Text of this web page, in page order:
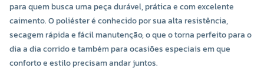
para quem busca uma peça durável, prática e com excelente
caimento. O poliéster é conhecido por sua alta resistência,
secagem rápida e fácil manutenção, o que o torna perfeito para o
dia a dia corrido e também para ocasiões especiais em que
conforto e estilo precisam andar juntos.